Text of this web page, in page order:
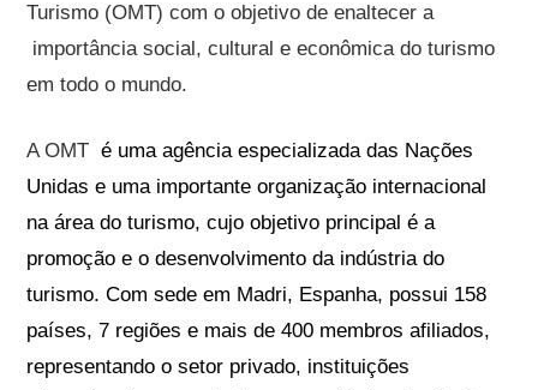
Turismo (OMT) com o objetivo de enaltecer a
importância social, cultural e econômica do turismo
em todo o mundo.
A OMT é uma agência especializada das Nações
Unidas e uma importante organização internacional
na área do turismo, cujo objetivo principal é a
promoção e o desenvolvimento da indústria do
turismo. Com sede em Madri, Espanha, possui 158
países, 7 regiões e mais de 400 membros afiliados,
representando o setor privado, instituições